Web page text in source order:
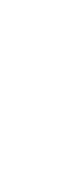
Sistemleri: Akıllı